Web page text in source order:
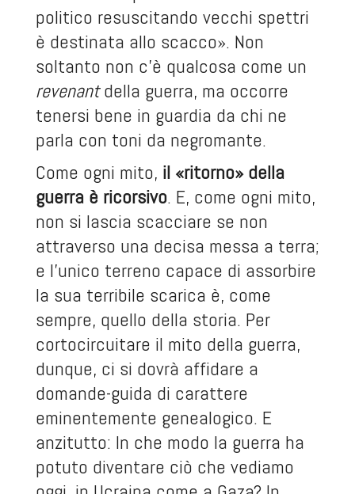
politico resuscitando vecchi spettri
è destinata allo scacco». Non
soltanto non c’è qualcosa come un
revenantdella guerra, ma occorre
tenersi bene in guardia da chi ne
parla con toni da negromante.
Come ogni mito, il «ritorno» della
guerra è ricorsivo. E, come ogni mito,
non si lascia scacciare se non
attraverso una decisa messa a terra;
e l’unico terreno capace di assorbire
la sua terribile scarica è, come
sempre, quello della storia. Per
cortocircuitare il mito della guerra,
dunque, ci si dovrà affidare a
domande-guida di carattere
eminentemente genealogico. E
anzitutto: In che modo la guerra ha
potuto diventare ciò che vediamo